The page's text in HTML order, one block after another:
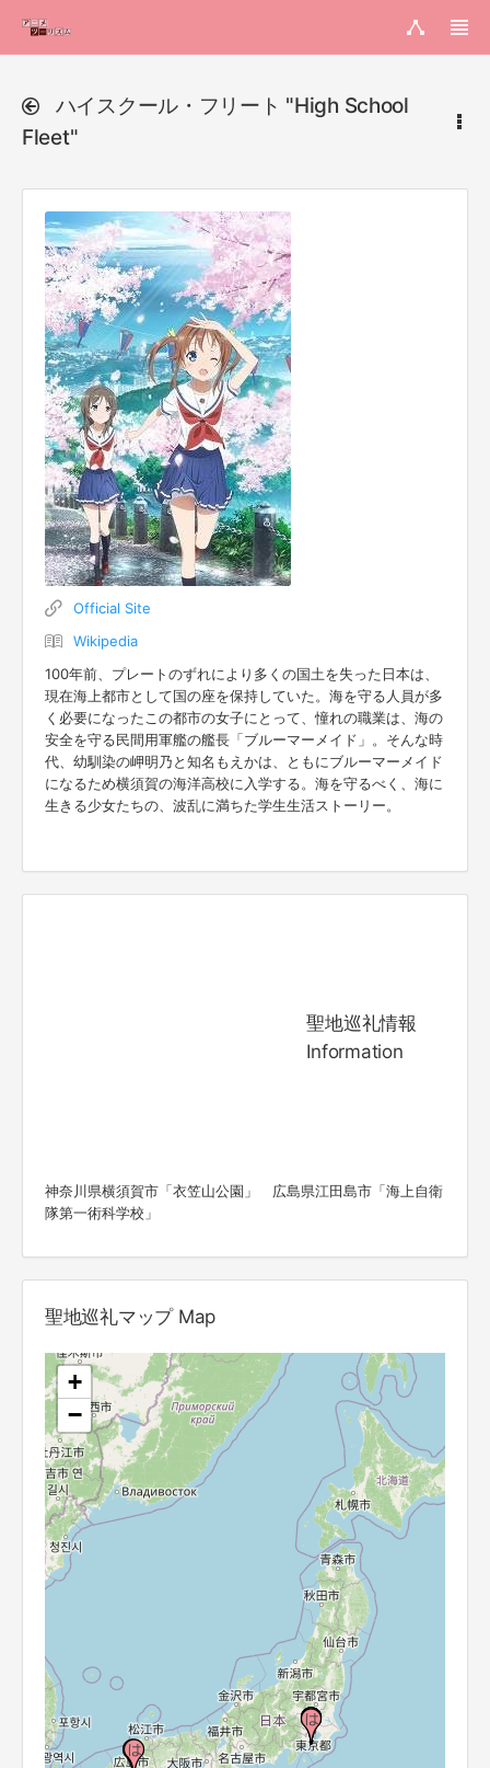
ハイスクール・フリート "High School
Fleet"
Official Site
Wikipedia
100年前、プレートのずれにより多くの国土を失った日本は、
現在海上都市として国の座を保持していた。海を守る人員が多
く必要になったこの都市の女子にとって、憧れの職業は、海の
安全を守る民間用軍艦の艦長「ブルーマーメイド」。そんな時
代、幼馴染の岬明乃と知名もえかは、ともにブルーマーメイド
になるため横須賀の海洋高校に入学する。海を守るべく、海に
生きる少女たちの、波乱に満ちた学生生活ストーリー。
聖地巡礼情報
Information
神奈川県横須賀市「衣笠山公園」 広島県江田島市「海上自衛
隊第一術科学校」
聖地巡礼マップ Map
+
−